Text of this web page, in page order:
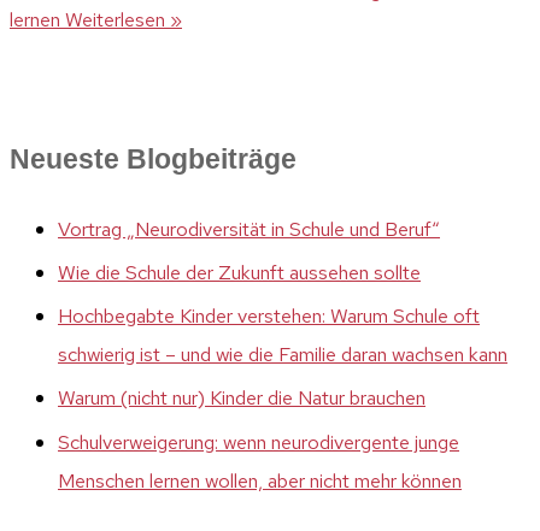
lernen Weiterlesen »
Neueste Blogbeiträge
Vortrag „Neurodiversität in Schule und Beruf“
Wie die Schule der Zukunft aussehen sollte
Hochbegabte Kinder verstehen: Warum Schule oft
schwierig ist – und wie die Familie daran wachsen kann
Warum (nicht nur) Kinder die Natur brauchen
Schulverweigerung: wenn neurodivergente junge
Menschen lernen wollen, aber nicht mehr können